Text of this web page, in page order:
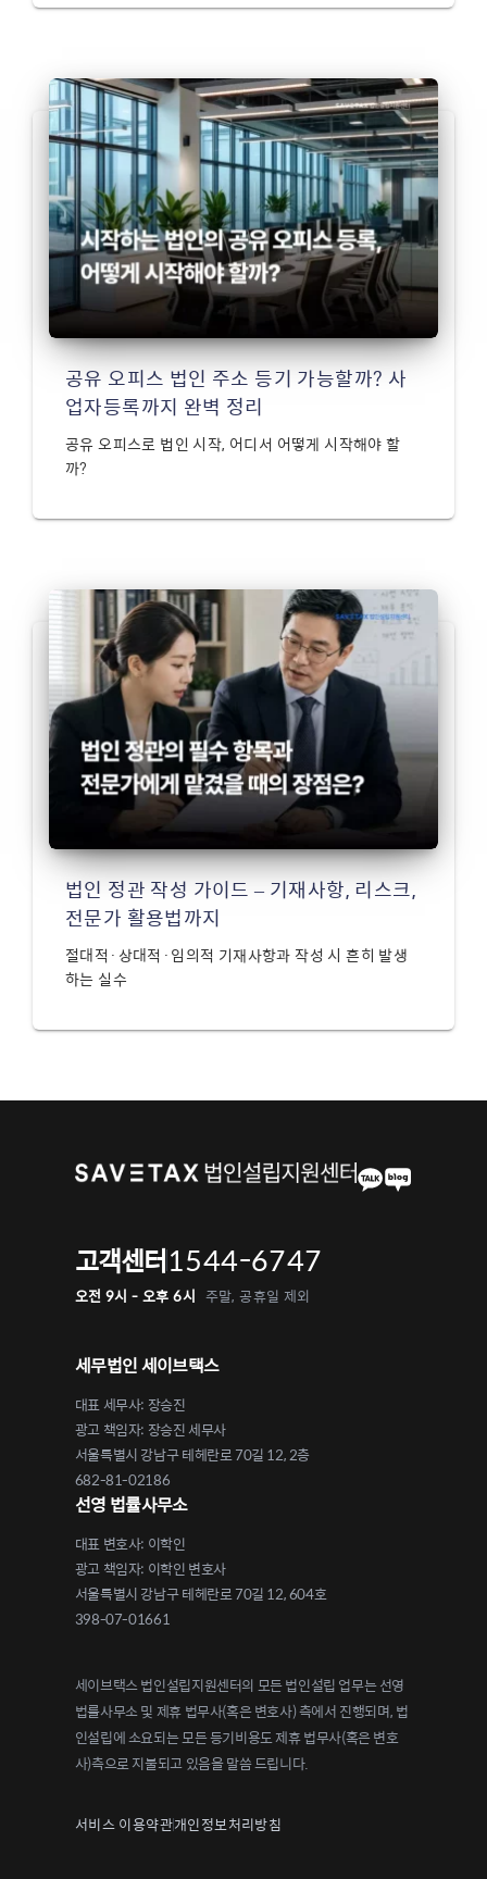
공유 오피스 법인 주소 등기 가능할까? 사
업자등록까지 완벽 정리
공유 오피스로 법인 시작, 어디서 어떻게 시작해야 할
까?
법인 정관 작성 가이드 – 기재사항, 리스크,
전문가 활용법까지
절대적·상대적·임의적 기재사항과 작성 시 흔히 발생
하는 실수
고객센터1544-6747
오전 9시 - 오후 6시 주말, 공휴일 제외
세무법인 세이브택스
대표 세무사: 장승진
광고 책임자: 장승진 세무사
서울특별시 강남구 테헤란로 70길 12, 2층
682-81-02186
선영 법률사무소
대표 변호사: 이학인
광고 책임자: 이학인 변호사
서울특별시 강남구 테헤란로 70길 12, 604호
398-07-01661
세이브택스 법인설립지원센터의 모든 법인설립 업무는 선영
법률사무소 및 제휴 법무사(혹은 변호사) 측에서 진행되며, 법
인설립에 소요되는 모든 등기비용도 제휴 법무사(혹은 변호
사)측으로 지불되고 있음을 말씀 드립니다.
서비스 이용약관개인정보처리방침